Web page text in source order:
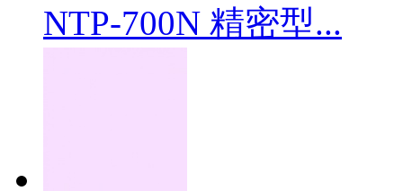
NTP-700N 精密型...